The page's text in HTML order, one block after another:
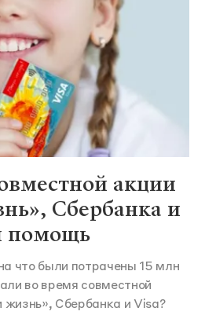
акции
Сбербанка и
помощь
что были потрачены 15 млн
во время совместной
Сбербанка и Visa?